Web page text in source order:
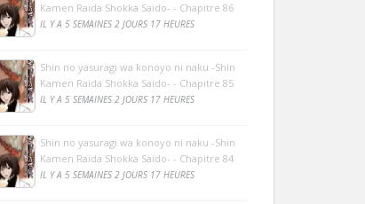
Kamen Raida Shokka Saido- - Chapitre 86
IL Y A 5 SEMAINES 2 JOURS 17 HEURES
Shin no yasuragi wa konoyo ni naku -Shin
Kamen Raida Shokka Saido- - Chapitre 85
IL Y A 5 SEMAINES 2 JOURS 17 HEURES
Shin no yasuragi wa konoyo ni naku -Shin
Kamen Raida Shokka Saido- - Chapitre 84
IL Y A 5 SEMAINES 2 JOURS 17 HEURES